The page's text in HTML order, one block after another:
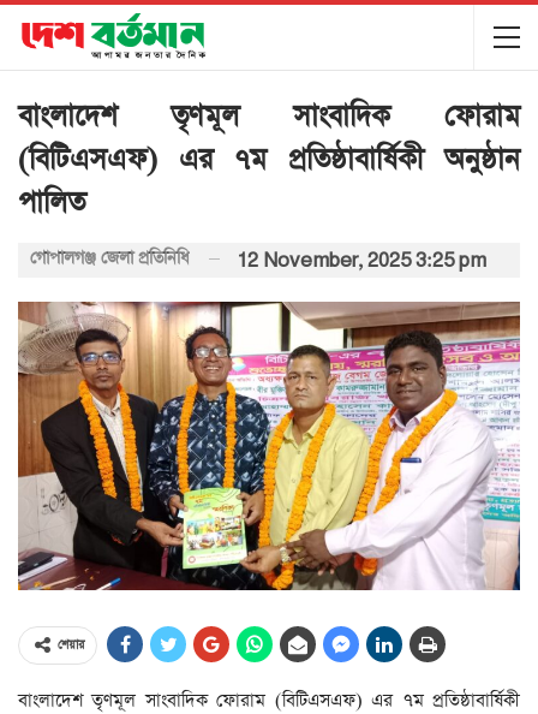
বাংলাদেশ তৃণমূল সাংবাদিক ফোরাম
(বিটিএসএফ) এর ৭ম প্রতিষ্ঠাবার্ষিকী অনুষ্ঠান
পালিত
গোপালগঞ্জ জেলা প্রতিনিধি 12 November, 2025 3:25 pm
শেয়ার
বাংলাদেশ তৃণমূল সাংবাদিক ফোরাম (বিটিএসএফ) এর ৭ম প্রতিষ্ঠাবার্ষিকী